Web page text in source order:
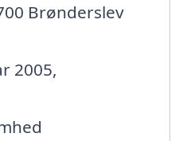
Brønderslev
2005,